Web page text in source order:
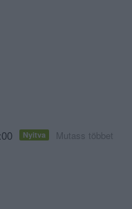
Nyitva Mutass többet